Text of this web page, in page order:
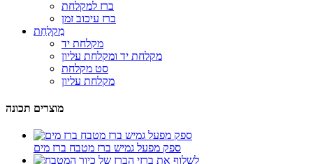
ברז למקלחת
ברז עיכוב זמן
מִקלַחַת
מקלחת יד
מקלחת יד ומקלחת עליון
סט מקלחת
מקלחת עליון
מוצרים תכונה
ספק מפעל גמיש ברז מטבח ברז מים